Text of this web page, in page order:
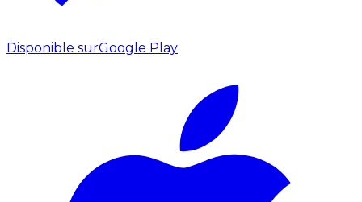
Disponible surGoogle Play